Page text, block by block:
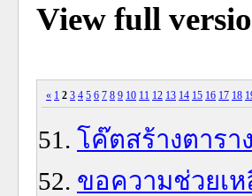
View full
« 1 2 3 4 5 6 7 8 9 10 11 12 13 14 15 16 17 18
โค๊ตสร้างตารา
ขอความช่วยเห